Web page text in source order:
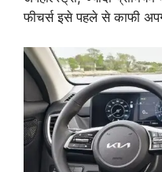
फीचर्स इसे पहले से काफी